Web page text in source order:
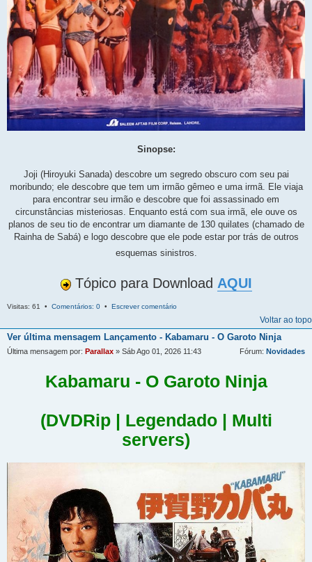
Sinopse:
Joji (Hiroyuki Sanada) descobre um segredo obscuro com seu pai
moribundo; ele descobre que tem um irmão gêmeo e uma irmã. Ele viaja
para encontrar seu irmão e descobre que foi assassinado em
circunstâncias misteriosas. Enquanto está com sua irmã, ele ouve os
planos de seu tio de encontrar um diamante de 130 quilates (chamado de
Rainha de Sabá) e logo descobre que ele pode estar por trás de outros
esquemas sinistros.
Tópico para Download AQUI
Visitas: 61 • Comentários: 0 • Escrever comentário
Voltar ao topo
Ver última mensagem Lançamento - Kabamaru - O Garoto Ninja
Última mensagem por: Parallax » Sáb Ago 01, 2026 11:43 Fórum: Novidades
Kabamaru - O Garoto Ninja
(DVDRip | Legendado | Multi
servers)